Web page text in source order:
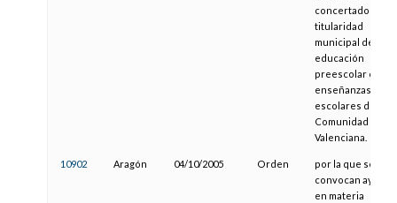
concertados y de
titularidad
municipal de
educación
preescolar o de
enseñanzas
escolares de la
Comunidad
Valenciana.
10902 Aragón 04/10/2005 Orden
por la que se
convocan ayudas
en materia